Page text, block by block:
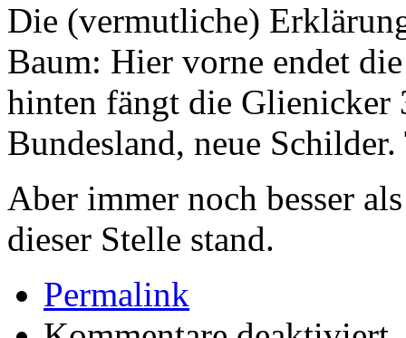
Die (vermutliche)
Baum: Hier vorne endet
hinten fängt die Glienicker
Bundesland, neue
Aber immer noch besser
dieser Stelle stand.
Permalink